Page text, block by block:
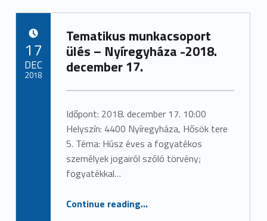
Tematikus munkacsoport
ülés – Nyíregyháza -2018.
december 17.
Időpont: 2018. december 17. 10:00
Helyszín: 4400 Nyíregyháza, Hősök tere
5. Téma: Húsz éves a fogyatékos
személyek jogairól szóló törvény;
fogyatékkal…
Continue reading“Tematikus munkacsoport ülés – Nyíregyháza -2018. december 17.”
…
17
DEC
2018